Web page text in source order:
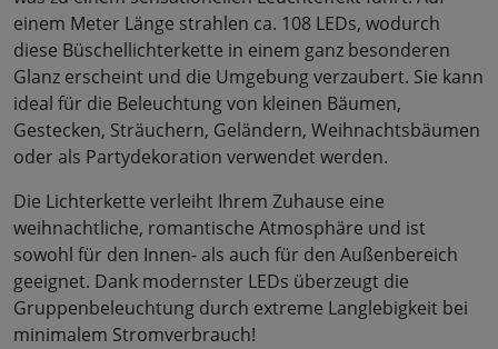
einem Meter Länge strahlen ca. 108 LEDs, wodurch
diese Büschellichterkette in einem ganz besonderen
Glanz erscheint und die Umgebung verzaubert. Sie kann
ideal für die Beleuchtung von kleinen Bäumen,
Gestecken, Sträuchern, Geländern, Weihnachtsbäumen
oder als Partydekoration verwendet werden.
Die Lichterkette verleiht Ihrem Zuhause eine
weihnachtliche, romantische Atmosphäre und ist
sowohl für den Innen- als auch für den Außenbereich
geeignet. Dank modernster LEDs überzeugt die
Gruppenbeleuchtung durch extreme Langlebigkeit bei
minimalem Stromverbrauch!